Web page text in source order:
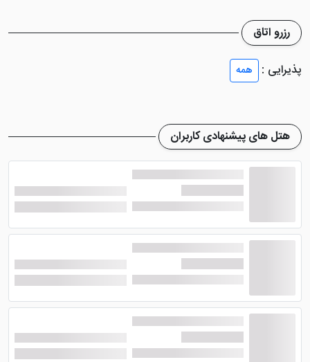
مجهز، باعث شده در مدت کوتاهی، بازخورد مسافران درباره
اش کاملاً مثبت باشد. من به عنوان کارشناس پرشین هتل، از
زمان شروع
دورتر تردید داشتند؛ اما بعد از اقامت در نگین مصلی، معمولاً
یک جمله مشترک را تکرار می کنند: «ارزشش را داشت کمی
دورتر از حرم باشیم، اما در یک هتل واقعاً نوساز، با اتاق های
تمیز و امکانات کامل اقامت کنیم».
موقعیت مکانی هتل نگین مصلی
مشهد؛ نزدیک به حرم و مراکز خرید
مهم
هتل نگین مصلی در استان خراسان رضوی، شهر مشهد، بلوار
مصلی، نبش مصلی ۳ قرار دارد. از نظر محل قرارگیری، می
رزرو اتاق
پذیرایی :
همه
هتل های پیشنهادی کاربران